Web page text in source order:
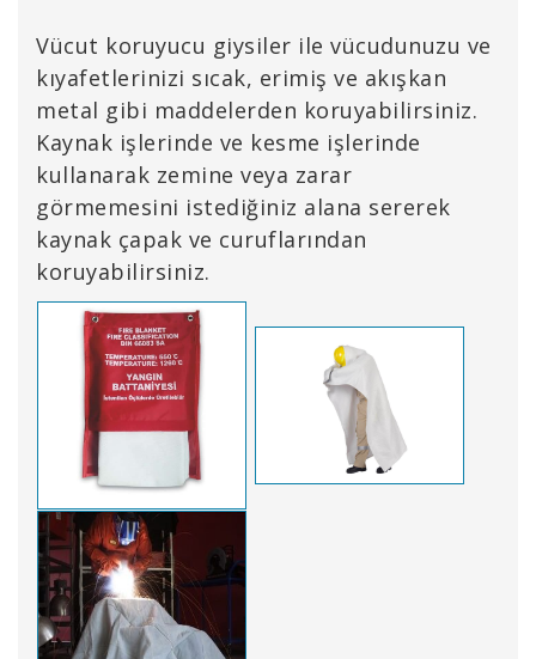
Vücut koruyucu giysiler ile vücudunuzu ve
kıyafetlerinizi sıcak, erimiş ve akışkan
metal gibi maddelerden koruyabilirsiniz.
Kaynak işlerinde ve kesme işlerinde
kullanarak zemine veya zarar
görmemesini istediğiniz alana sererek
kaynak çapak ve curuflarından
koruyabilirsiniz.